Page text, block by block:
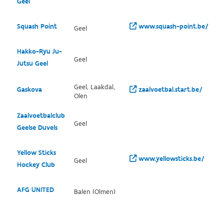
Squash Point Geel www.squash-point.be/
Hakko-Ryu Ju-
Jutsu Geel
Geel
Gaskova
Geel, Laakdal,
Olen
zaalvoetbal.start.be/
Zaalvoetbalclub
Geelse Duvels
Geel
Yellow Sticks
Hockey Club
Geel www.yellowsticks.be/
AFG UNITED Balen (Olmen)